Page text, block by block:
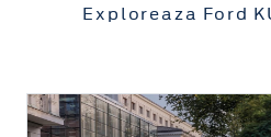
Exploreaza Ford